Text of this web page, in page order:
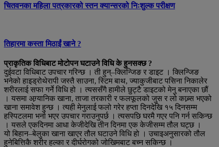
चितवनका महिला पत्रकारको स्तन क्यान्सरको निःशुल्क परीक्षण
तिहारमा कस्ता मिठाईं खाने ?
प्राकृतिक विधिबाट मोटोपन घटाउने विधि के हुनसक्छ ?
दुईवटा विधिबाट उपचार गरिन्छ । ती हुन्–क्लिन्जिङ र डाइट । क्लिन्जिङ
भनेको हाइड्रोथेरापी जस्तै साउना, स्टिम बाथ, ज्याकुजीबाट पसिना निकालेर
शरीरलाई सफा गर्ने विधि हो । त्यससँगै हामीले छुट्टै डाइटको मेनु बनाएका छौं
। यसमा अग्र्यानिक खाना, ताजा तरकारी र फलफूलको जुस र लो काब्र्स भएको
खाना समावेश हुन्छ । त्यही मेनुलाई फलो गरेर हप्ता दिनदेखि १५ दिनसम्म
हस्पिटलमा भर्ना भएर उपचार गराउनुपर्छ । त्यसपछि घरमै गएर पनि गर्न सकिन्छ
। यसले एकदिनमा आधा केजीदेखि तीन दिनमा एक केजीसम्म तौल घट्छ ।
यो बिहान–बेलुका खाना खाएर तौल घटाउने विधि हो । उचाइअनुसारको तौल
हुनेबित्तिकै शरीर हल्का र दीर्घरोगको जोखिमबाट बच्न सकिन्छ ।